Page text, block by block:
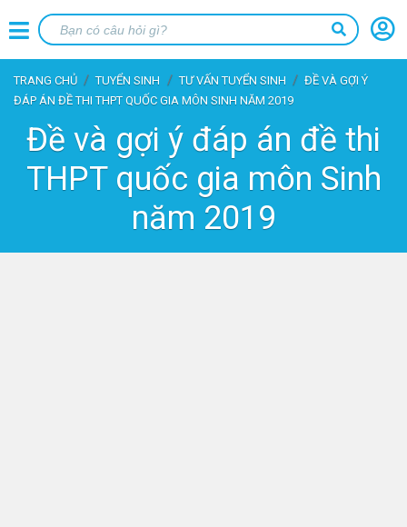
TRANG CHỦ TUYỂN SINH TƯ VẤN TUYỂN SINH
ĐỀ VÀ GỢI Ý
ĐÁP ÁN ĐỀ THI THPT QUỐC GIA MÔN SINH NĂM 2019
Đề và gợi ý đáp án đề thi
THPT quốc gia môn Sinh
năm 2019